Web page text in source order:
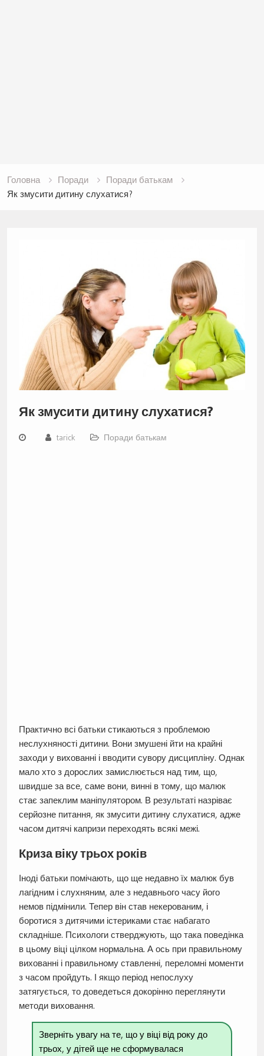
Головна Поради
Поради батькам
Як змусити дитину слухатися?
Як змусити дитину слухатися?
tarick Поради батькам
Практично всі батьки стикаються з проблемою
неслухняності дитини. Вони змушені йти на крайні
заходи у вихованні і вводити сувору дисципліну. Однак
мало хто з дорослих замислюється над тим, що,
швидше за все, саме вони, винні в тому, що малюк
стає запеклим маніпулятором. В результаті назріває
серйозне питання, як змусити дитину слухатися, адже
часом дитячі капризи переходять всякі межі.
Криза віку трьох років
Іноді батьки помічають, що ще недавно їх малюк був
лагідним і слухняним, але з недавнього часу його
немов підмінили. Тепер він став некерованим, і
боротися з дитячими істериками стає набагато
складніше. Психологи стверджують, що така поведінка
в цьому віці цілком нормальна. А ось при правильному
вихованні і правильному ставленні, переломні моменти
з часом пройдуть. І якщо період непослуху
затягується, то доведеться докорінно переглянути
методи виховання.
Зверніть увагу на те, що у віці від року до
трьох, у дітей ще не сформувалася